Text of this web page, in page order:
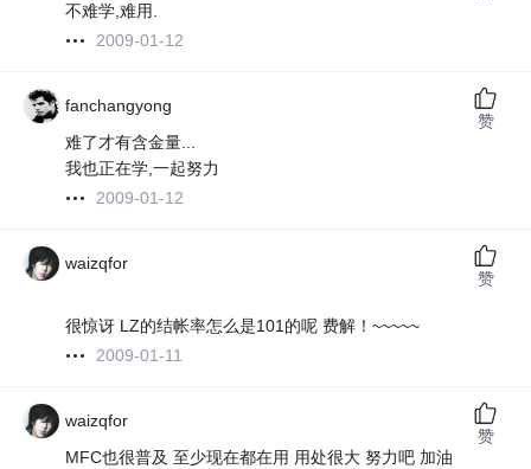
不难学,难用.
2009-01-12
fanchangyong
难了才有含金量...
我也正在学,一起努力
2009-01-12
赞
waizqfor
很惊讶 LZ的结帐率怎么是101的呢 费解！~~~~~
2009-01-11
赞
waizqfor
MFC也很普及 至少现在都在用 用处很大 努力吧 加油
赞